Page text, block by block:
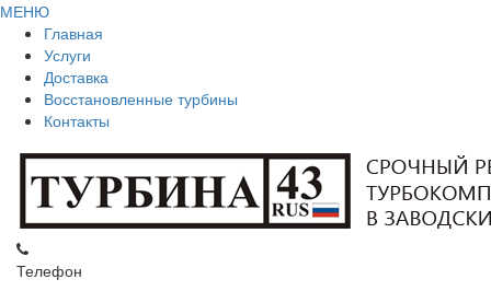
МЕНЮ
Главная
Услуги
Доставка
Восстановленные турбины
Контакты
Телефон